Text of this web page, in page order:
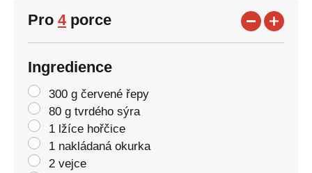
Pro 4porce
Ingredience
300 g červené řepy
80 g tvrdého sýra
1 lžíce hořčice
1 nakládaná okurka
2 vejce